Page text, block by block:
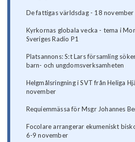
De fattigas världsdag - 18 november
Kyrkornas globala vecka - tema i
Sveriges Radio P1
Platsannons: S:t Lars församling
barn- och ungdomsverksamheten
Helgmålsringning i SVT från Heliga
november
Requiemmässa för Msgr Johannes
Focolare arrangerar ekumeniskt
6-9 november